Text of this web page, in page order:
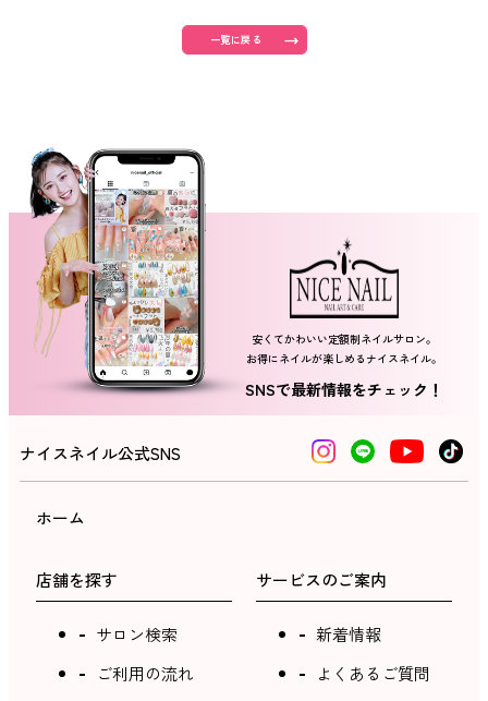
消費者志向自主宣言
採用情報
ネイルスクール
一覧に戻る
安くてかわいい定額制ネイルサロン。
お得にネイルが楽しめるナイスネイル。
SNSで最新情報をチェック！
ナイスネイル公式SNS
ホーム
店舗を探す
サロン検索
ご利用の流れ
サービスのご案内
新着情報
よくあるご質問